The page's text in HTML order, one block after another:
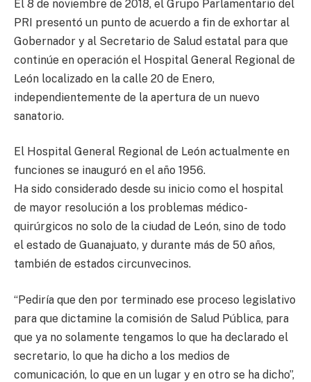
El 8 de noviembre de 2018, el Grupo Parlamentario del
PRI presentó un punto de acuerdo a fin de exhortar al
Gobernador y al Secretario de Salud estatal para que
continúe en operación el Hospital General Regional de
León localizado en la calle 20 de Enero,
independientemente de la apertura de un nuevo
sanatorio.
El Hospital General Regional de León actualmente en
funciones se inauguró en el año 1956.
Ha sido considerado desde su inicio como el hospital
de mayor resolución a los problemas médico-
quirúrgicos no solo de la ciudad de León, sino de todo
el estado de Guanajuato, y durante más de 50 años,
también de estados circunvecinos.
“Pediría que den por terminado ese proceso legislativo
para que dictamine la comisión de Salud Pública, para
que ya no solamente tengamos lo que ha declarado el
secretario, lo que ha dicho a los medios de
comunicación, lo que en un lugar y en otro se ha dicho”,